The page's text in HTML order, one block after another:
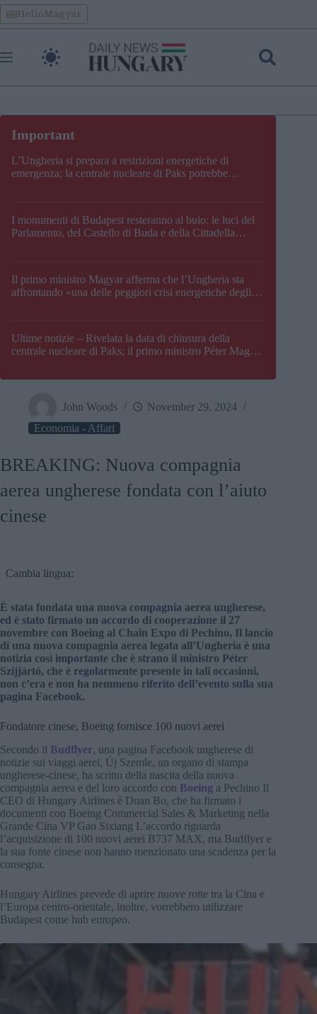
Skip
to
content
HelloMagyar
L’Ungheria si prepara a restrizioni energetiche di
emergenza; la centrale nucleare di Paks potrebbe
I monumenti di Budapest resteranno al buio: le luci del
Parlamento, del Castello di Buda e della Cittadella
Il primo ministro Magyar afferma che l’Ungheria sta
affrontando «una delle peggiori crisi energetiche degli
Ultime notizie – Rivelata la data di chiusura della
centrale nucleare di Paks; il primo ministro Péter Magyar
John Woods
November 29, 2024
Economia - Affari
BREAKING: Nuova compagnia
aerea ungherese fondata con l’aiuto
cinese
Cambia lingua:
È stata fondata una nuova compagnia aerea ungherese,
ed è stato firmato un accordo di cooperazione il 27
novembre con Boeing al Chain Expo di Pechino, Il lancio
di una nuova compagnia aerea legata all’Ungheria è una
notizia così importante che è strano il ministro Péter
Szijjártó, che è regolarmente presente in tali occasioni,
non c’era e non ha nemmeno riferito dell’evento sulla sua
pagina Facebook.
Fondatore cinese, Boeing fornisce 100 nuovi aerei
Secondo il Budflyer, una pagina Facebook ungherese di
notizie sui viaggi aerei, Új Szemle, un organo di stampa
ungherese-cinese, ha scritto della nascita della nuova
compagnia aerea e del loro accordo con Boeing a Pechino Il
CEO di Hungary Airlines è Duan Bo, che ha firmato i
documenti con Boeing Commercial Sales & Marketing nella
Grande Cina VP Gao Sixiang L’accordo riguarda
l’acquisizione di 100 nuovi aerei B737 MAX, ma Budflyer e
la sua fonte cinese non hanno menzionato una scadenza per la
consegna.
Hungary Airlines prevede di aprire nuove rotte tra la Cina e
l’Europa centro-orientale, inoltre, vorrebbero utilizzare
Budapest come hub europeo.